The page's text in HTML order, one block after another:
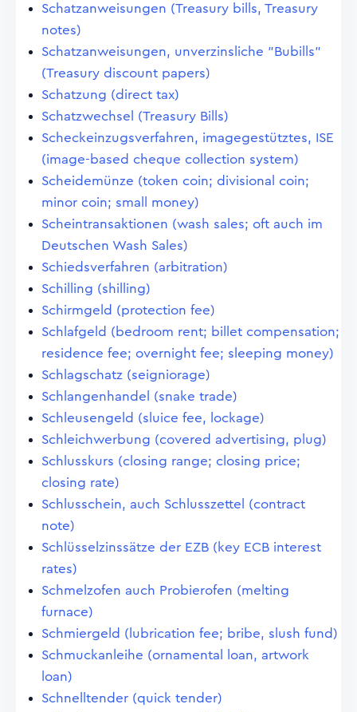
Schatzanweisungen (Treasury bills, Treasury
notes)
Schatzanweisungen, unverzinsliche "Bubills"
(Treasury discount papers)
Schatzung (direct tax)
Schatzwechsel (Treasury Bills)
Scheckeinzugsverfahren, imagegestütztes, ISE
(image-based cheque collection system)
Scheidemünze (token coin; divisional coin;
minor coin; small money)
Scheintransaktionen (wash sales; oft auch im
Deutschen Wash Sales)
Schiedsverfahren (arbitration)
Schilling (shilling)
Schirmgeld (protection fee)
Schlafgeld (bedroom rent; billet compensation;
residence fee; overnight fee; sleeping money)
Schlagschatz (seigniorage)
Schlangenhandel (snake trade)
Schleusengeld (sluice fee, lockage)
Schleichwerbung (covered advertising, plug)
Schlusskurs (closing range; closing price;
closing rate)
Schlusschein, auch Schlusszettel (contract
note)
Schlüsselzinssätze der EZB (key ECB interest
rates)
Schmelzofen auch Probierofen (melting
furnace)
Schmiergeld (lubrication fee; bribe, slush fund)
Schmuckanleihe (ornamental loan, artwork
loan)
Schnelltender (quick tender)